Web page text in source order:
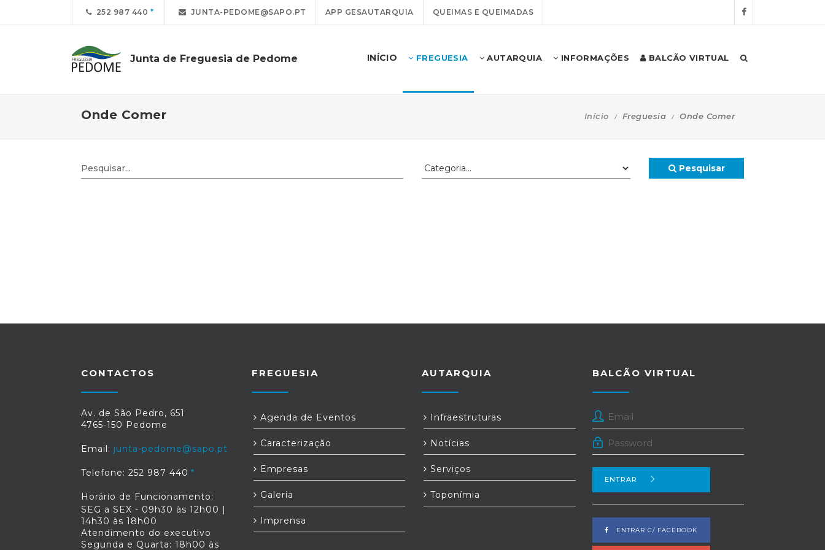
252 987 440 JUNTA-PEDOME@SAPO.PT APP GESAUTARQUIA QUEIMAS E QUEIMADAS
Junta de Freguesia de Pedome INÍCIO FREGUESIA AUTARQUIA INFORMAÇÕES BALCÃO VIRTUAL
Onde Comer Início Freguesia Onde Comer
Pesquisar
CONTACTOS
Av. de São Pedro, 651
4765-150 Pedome
Email: junta-pedome@sapo.pt
Telefone: 252 987 440
Horário de Funcionamento:
SEG a SEX - 09h30 às 12h00 |
14h30 às 18h00
Atendimento do executivo
Segunda e Quarta: 18h00 às
FREGUESIA
Agenda de Eventos
Caracterização
Empresas
Galeria
Imprensa
AUTARQUIA
Infraestruturas
Notícias
Serviços
Toponímia
BALCÃO VIRTUAL
ENTRAR
ENTRAR C/ FACEBOOK